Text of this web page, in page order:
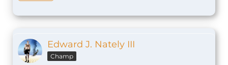
Edward J. Nately III
Champ